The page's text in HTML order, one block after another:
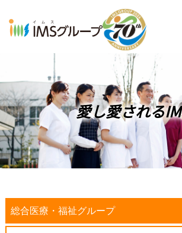
愛し愛される
総合医療・福祉グループ